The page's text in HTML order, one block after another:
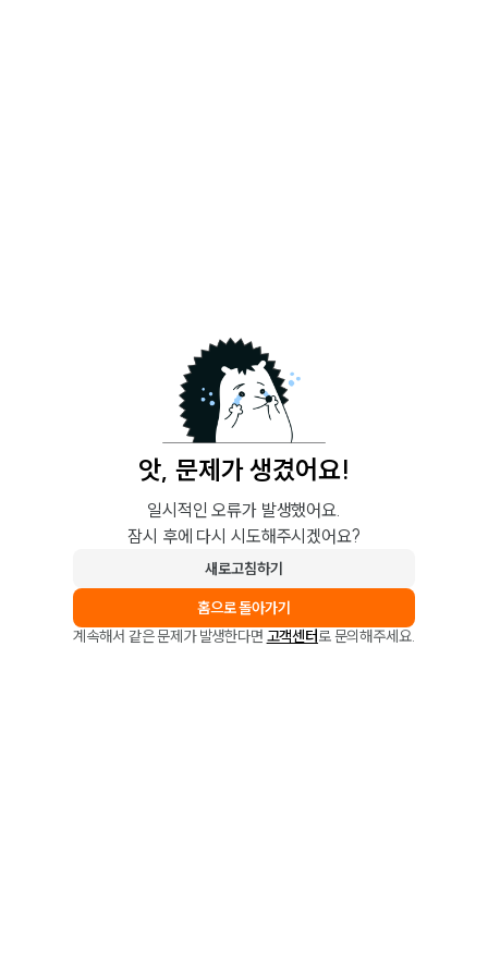
앗, 문제가 생겼어요!
일시적인 오류가 발생했어요.
잠시 후에 다시 시도해주시겠어요?
새로고침하기
홈으로 돌아가기
계속해서 같은 문제가 발생한다면 고객센터로 문의해주세요.